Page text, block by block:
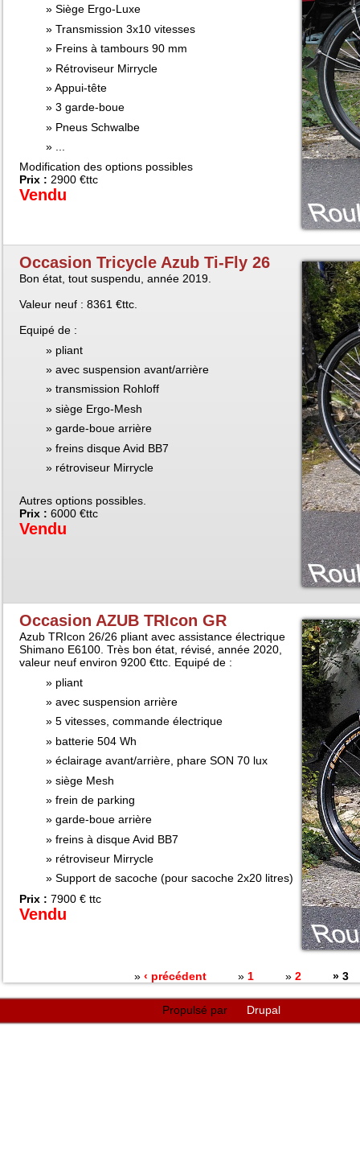
Siège Ergo-Luxe
Transmission 3x10 vitesses
Freins à tambours 90 mm
Rétroviseur Mirrycle
Appui-tête
3 garde-boue
Pneus Schwalbe
Modification des options possibles
Prix : 2900 €ttc
Vendu
Occasion Tricycle Azub Ti-Fly 26
Bon état, tout suspendu, année 2019.
Valeur neuf : 8361 €ttc.
Equipé de :
pliant
avec suspension avant/arrière
transmission Rohloff
siège Ergo-Mesh
garde-boue arrière
freins disque Avid BB7
rétroviseur Mirrycle
Autres options possibles.
Prix : 6000 €ttc
Vendu
Occasion AZUB TRIcon GR
Azub TRIcon 26/26 pliant avec assistance électrique
Shimano E6100. Très bon état, révisé, année 2020,
valeur neuf environ 9200 €ttc. Equipé de :
pliant
avec suspension arrière
5 vitesses, commande électrique
batterie 504 Wh
éclairage avant/arrière, phare SON 70 lux
siège Mesh
frein de parking
garde-boue arrière
freins à disque Avid BB7
rétroviseur Mirrycle
Support de sacoche (pour sacoche 2x20 litres)
Prix : 7900 € ttc
Vendu
‹ précédent 1 2 3
Propulsé par Drupal